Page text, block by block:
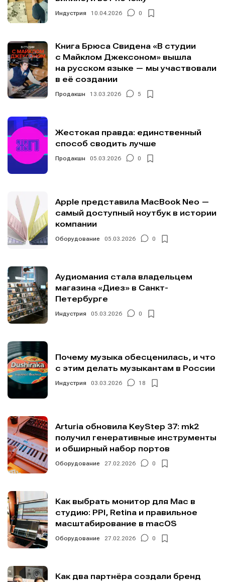
Индустрия 10.04.2026 0
Книга Брюса Свидена «В студии
с Майклом Джексоном» вышла
на русском языке — мы участвовали
в её создании
Продакшн 13.03.2026 5
Жестокая правда: единственный
способ сводить лучше
Продакшн 05.03.2026 0
Apple представила MacBook Neo —
самый доступный ноутбук в истории
компании
Оборудование 05.03.2026 0
Аудиомания стала владельцем
магазина «Диез» в Санкт-
Петербурге
Индустрия 05.03.2026 0
Почему музыка обесценилась, и что
с этим делать музыкантам в России
Индустрия 03.03.2026 18
Arturia обновила KeyStep 37: mk2
получил генеративные инструменты
и обширный набор портов
Оборудование 27.02.2026 0
Как выбрать монитор для Mac в
студию: PPI, Retina и правильное
масштабирование в macOS
Оборудование 27.02.2026 0
Как два партнёра создали бренд